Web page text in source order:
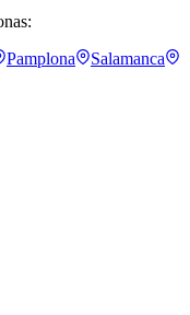
Pamplona
Salamanca